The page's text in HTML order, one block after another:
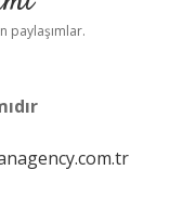
paylaşımlar.